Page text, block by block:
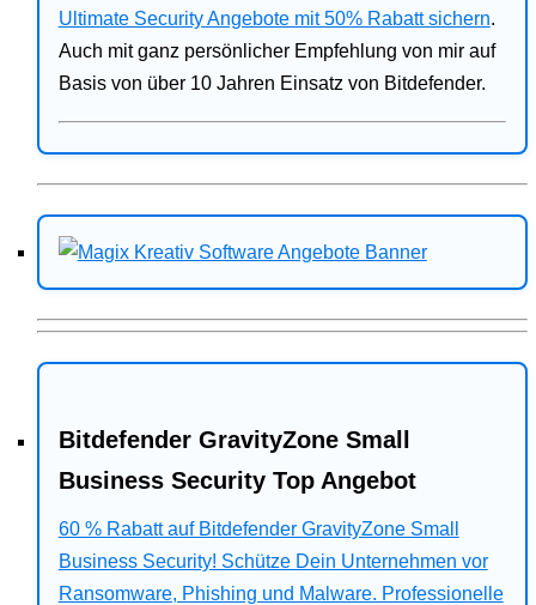
Ultimate Security Angebote mit 50% Rabatt sichern.
Auch mit ganz persönlicher Empfehlung von mir auf
Basis von über 10 Jahren Einsatz von Bitdefender.
Bitdefender GravityZone Small
Business Security Top Angebot
60 % Rabatt auf Bitdefender GravityZone Small
Business Security! Schütze Dein Unternehmen vor
Ransomware, Phishing und Malware. Professionelle